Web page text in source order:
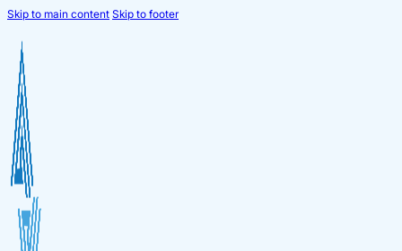
Skip to main content Skip to footer